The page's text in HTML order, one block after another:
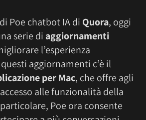
Poe chatbot IA di Quora, oggi
serie di aggiornamenti
l’esperienza
aggiornamenti c’è il
per Mac, che offre agli
alle funzionalità della
Poe ora consente